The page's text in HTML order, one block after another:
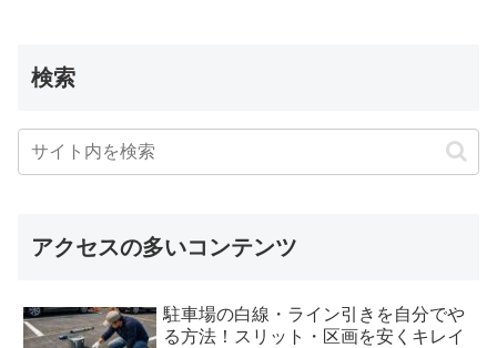
検索
アクセスの多いコンテンツ
駐車場の白線・ライン引きを自分でや
る方法！スリット・区画を安くキレイ